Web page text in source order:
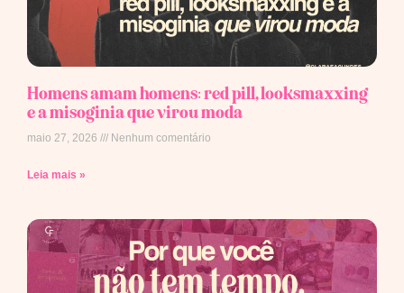
Homens amam homens: red pill, looksmaxxing
e a misoginia que virou moda
maio 27, 2026 Nenhum comentário
Leia mais »